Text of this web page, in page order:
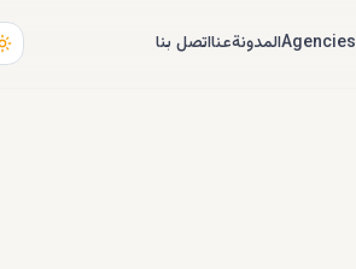
Agenciesالمدونةعنااتصل بنا